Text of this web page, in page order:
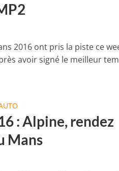
2016 ont pris la piste ce
avoir signé le meilleur
: Alpine, rendez
Mans